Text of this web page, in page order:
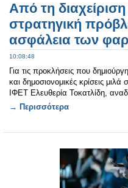
Από τη
στρατηγική
ασφάλεια των
10:08:48
Για τις προκλήσεις που
και δημοσιονομικές κρίσεις
ΙΦΕΤ Ελευθερία Τοκατλίδη,
→ Περισσότερα